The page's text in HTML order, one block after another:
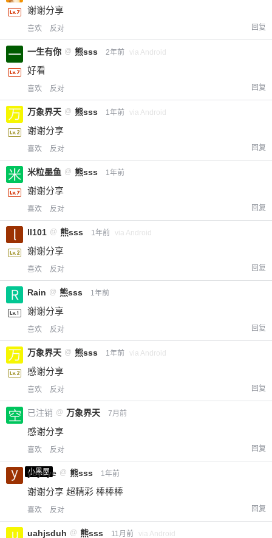
谢谢分享
喜欢 反对 回复
一生有你 @ 熊sss 2年前 via Android
好看
喜欢 反对 回复
万象界天 @ 熊sss 1年前 via Android
谢谢分享
喜欢 反对 回复
米粒墨鱼 @ 熊sss 1年前
谢谢分享
喜欢 反对 回复
ll101 @ 熊sss 1年前 via Android
谢谢分享
喜欢 反对 回复
Rain @ 熊sss 1年前
谢谢分享
喜欢 反对 回复
万象界天 @ 熊sss 1年前 via Android
感谢分享
喜欢 反对 回复
已注销 @ 万象界天 7月前
感谢分享
喜欢 反对 回复
小黑屋
yeyeye @ 熊sss 1年前
谢谢分享 超精彩 棒棒棒
喜欢 反对 回复
uahjsduh @ 熊sss 11月前 via Android